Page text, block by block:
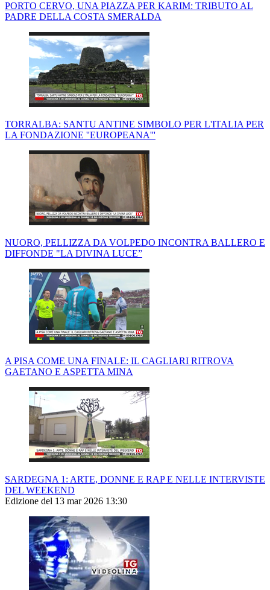
PORTO CERVO, UNA PIAZZA PER KARIM: TRIBUTO AL
PADRE DELLA COSTA SMERALDA
TORRALBA: SANTU ANTINE SIMBOLO PER L'ITALIA PER
LA FONDAZIONE ''EUROPEANA'''
NUORO, PELLIZZA DA VOLPEDO INCONTRA BALLERO E
DIFFONDE "LA DIVINA LUCE”
A PISA COME UNA FINALE: IL CAGLIARI RITROVA
GAETANO E ASPETTA MINA
SARDEGNA 1: ARTE, DONNE E RAP E NELLE INTERVISTE
DEL WEEKEND
Edizione del 13 mar 2026 13:30